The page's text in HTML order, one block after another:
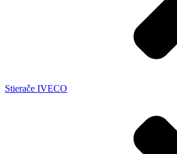
Stierače IVECO